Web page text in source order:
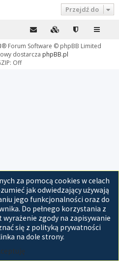
Przejdź do
za pomocą cookies w celach
jak odwiedzający używają
jego funkcjonalności oraz do
Do pełnego korzystania z
zgody na zapisywanie
się z polityką prywatności
na dole strony.
® Forum Software © phpBB Limited
dostarcza phpBB.pl
Off